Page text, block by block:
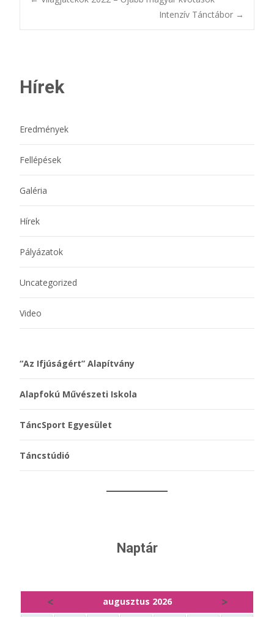
Intenzív Tánctábor →
Hírek
Eredmények
Fellépések
Galéria
Hírek
Pályázatok
Uncategorized
Video
“Az Ifjúságért” Alapítvány
Alapfokú Művészeti Iskola
TáncSport Egyesület
Táncstúdió
Naptár
< augusztus 2026 >